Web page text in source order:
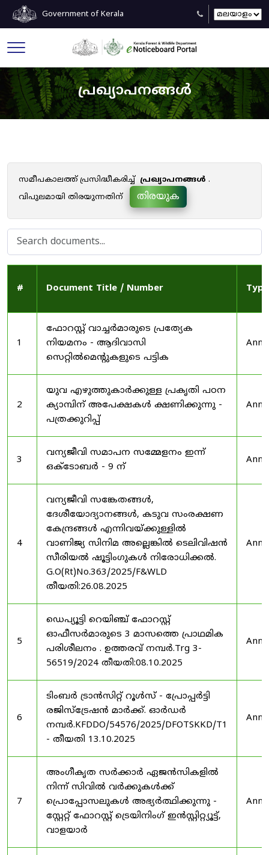
Government of Kerala
പ്രഖ്യാപനങ്ങൾ
സമീപകാലത്ത് പ്രസിദ്ധീകരിച്ച് പ്രഖ്യാപനങ്ങൾ .
വിപുലമായി തിരയുന്നതിന്
തിരയുക
# Document Title / Number Type
1
ഫോറസ്റ്റ് വാച്ചർമാരുടെ പ്രത്യേക
നിയമനം - ആദിവാസി
സെറ്റിൽമെന്റുകളുടെ പട്ടിക
2
യുവ എഴുത്തുകാർക്കുള്ള പ്രകൃതി പഠന
ക്യാമ്പിന് അപേക്ഷകൾ ക്ഷണിക്കുന്നു -
പത്രക്കുറിപ്പ്
3
വന്യജീവി സമാപന സമ്മേളനം ഇന്ന്
ഒക്ടോബർ - 9 ന്
4
വന്യജീവി സങ്കേതങ്ങൾ,
ദേശീയോദ്യാനങ്ങൾ, കടുവ സംരക്ഷണ
കേന്ദ്രങ്ങൾ എന്നിവയ്ക്കുള്ളിൽ
വാണിജ്യ സിനിമ അല്ലെങ്കിൽ ടെലിവിഷൻ
സീരിയൽ ഷൂട്ടിംഗുകൾ നിരോധിക്കൽ.
G.O(Rt)No.363/2025/F&WLD
തീയതി:26.08.2025
5
ഡെപ്യൂട്ടി റെയിഞ്ച് ഫോറസ്റ്റ്
ഓഫീസർമാരുടെ 3 മാസത്തെ പ്രാഥമിക
പരിശീലനം . ഉത്തരവ് നമ്പർ.Trg 3-
56519/2024 തീയതി:08.10.2025
6
ടിംബർ ട്രാൻസിറ്റ് റൂൾസ് - പ്രോപ്പർട്ടി
രജിസ്ട്രേഷൻ മാർക്ക്. ഓർഡർ
നമ്പർ.KFDDO/54576/2025/DFOTSKKD/T1
- തീയതി 13.10.2025
7
അംഗീകൃത സർക്കാർ ഏജൻസികളിൽ
നിന്ന് സിവിൽ വർക്കുകൾക്ക്
പ്രൊപ്പോസലുകൾ അഭ്യർത്ഥിക്കുന്നു -
സ്റ്റേറ്റ് ഫോറസ്റ്റ് ട്രെയിനിംഗ് ഇൻസ്റ്റിറ്റ്യൂട്ട്,
വാളയാർ